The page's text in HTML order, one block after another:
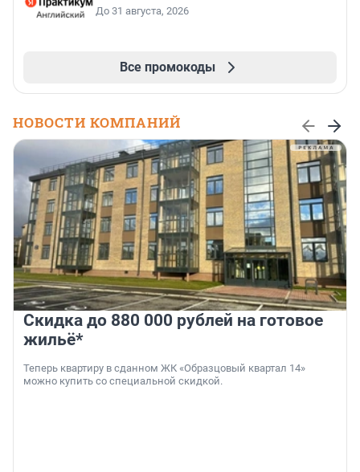
До 31 августа, 2026
Все промокоды
НОВОСТИ КОМПАНИЙ
Скидка до 880 000 рублей на готовое
жильё*
Теперь квартиру в сданном ЖК «Образцовый квартал 14»
можно купить со специальной скидкой.